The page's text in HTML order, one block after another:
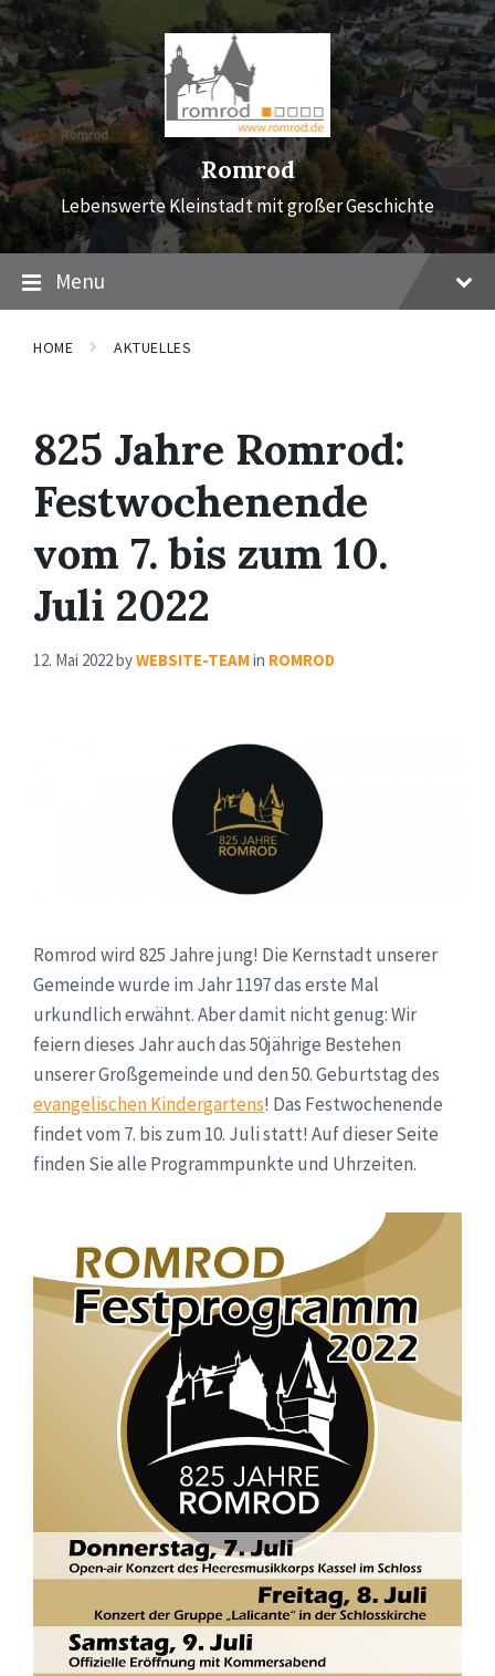
Skip
to
content
Skip
to
main
navigation
Skip
to
footer
Romrod
Lebenswerte Kleinstadt mit großer Geschichte
Menu
HOME AKTUELLES
825 Jahre Romrod:
Festwochenende
vom 7. bis zum 10.
Juli 2022
12. Mai 2022byWEBSITE-TEAMin ROMROD
Romrod wird 825 Jahre jung! Die Kernstadt unserer
Gemeinde wurde im Jahr 1197 das erste Mal
urkundlich erwähnt. Aber damit nicht genug: Wir
feiern dieses Jahr auch das 50jährige Bestehen
unserer Großgemeinde und den 50. Geburtstag des
evangelischen Kindergartens! Das Festwochenende
findet vom 7. bis zum 10. Juli statt! Auf dieser Seite
finden Sie alle Programmpunkte und Uhrzeiten.